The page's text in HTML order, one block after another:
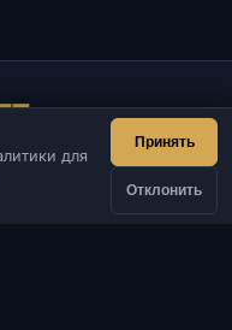
обеспечения.
и установки ПО.
для
Принять
Отклонить